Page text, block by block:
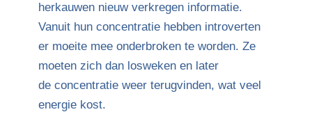
herkauwen nieuw verkregen informatie.
Vanuit hun concentratie hebben introverten
er moeite mee onderbroken te worden. Ze
moeten zich dan losweken en later
de concentratie weer terugvinden, wat veel
energie kost.